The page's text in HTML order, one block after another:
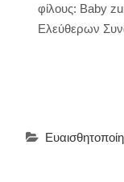
φίλους: Baby
Ελεύθερων